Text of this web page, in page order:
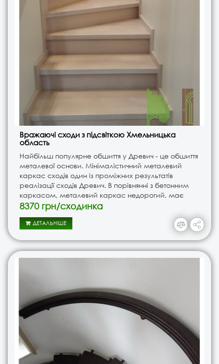
Вражаючі сходи з підсвіткою Хмельницька
область
Найбільш популярне обшиття у Древич - це обшиття
металевої основи. Мінімалістичний металевий
каркас сходів один із проміжних результатів
реалізації сходів Древич. В порівнянні з бетонним
каркасом, металевий каркас недорогий, має
меншу вагу конструкції та швидку готовність. Також
8370 грн/сходинка
ДЕТАЛЬНІШЕ